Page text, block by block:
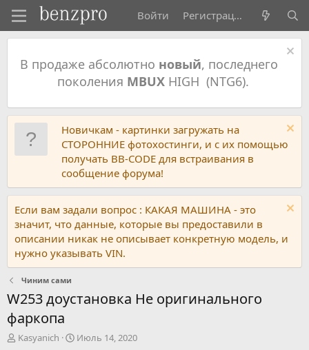
Войти Регистрация
В продаже абсолютно новый, последнего
поколения MBUXHIGH (NTG6).
Новичкам - картинки загружать на
СТОРОННИЕ фотохостинги, и с их помощью
получать BB-CODE для встраивания в
сообщение форума!
Если вам задали вопрос : КАКАЯ МАШИНА - это
значит, что данные, которые вы предоставили в
описании никак не описывает конкретную модель, и
нужно указывать VIN.
Чиним сами
W253 доустановка Не оригинального
фаркопа
А
Kasyanich
Д
Июль 14, 2020